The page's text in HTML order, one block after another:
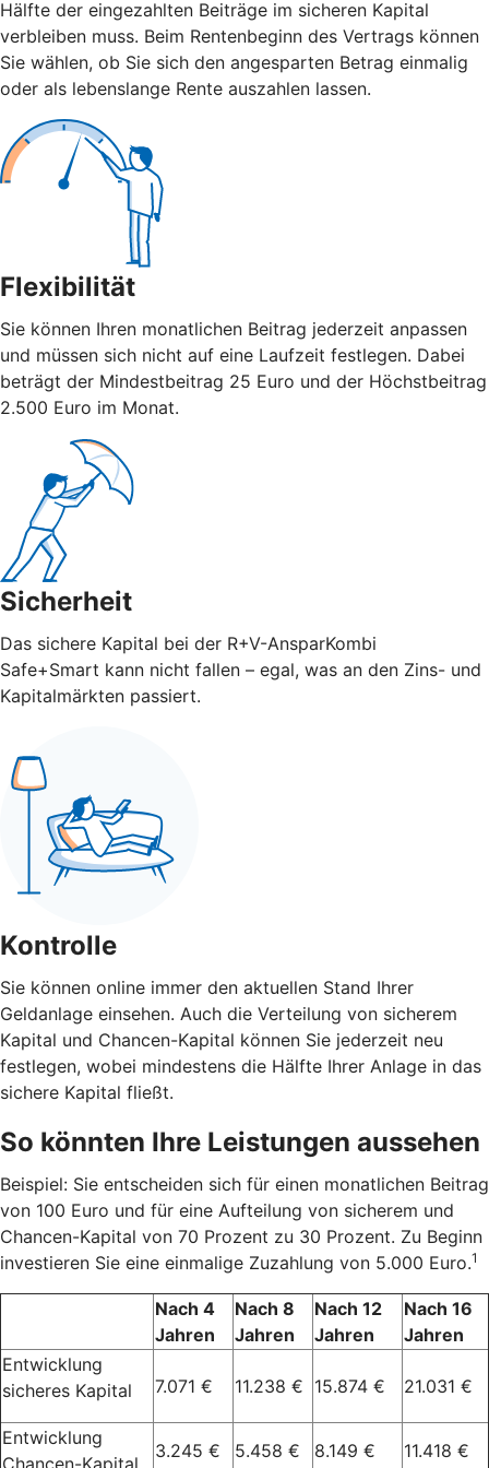
Hälfte der eingezahlten Beiträge im sicheren Kapital
verbleiben muss. Beim Rentenbeginn des Vertrags können
Sie wählen, ob Sie sich den angesparten Betrag einmalig
oder als lebenslange Rente auszahlen lassen.
Flexibilität
Sie können Ihren monatlichen Beitrag jederzeit anpassen
und müssen sich nicht auf eine Laufzeit festlegen. Dabei
beträgt der Mindestbeitrag 25 Euro und der Höchstbeitrag
2.500 Euro im Monat.
Sicherheit
Das sichere Kapital bei der R+V-AnsparKombi
Safe+Smart kann nicht fallen – egal, was an den Zins- und
Kapitalmärkten passiert.
Kontrolle
Sie können online immer den aktuellen Stand Ihrer
Geldanlage einsehen. Auch die Verteilung von sicherem
Kapital und Chancen-Kapital können Sie jederzeit neu
festlegen, wobei mindestens die Hälfte Ihrer Anlage in das
sichere Kapital fließt.
So könnten Ihre Leistungen aussehen
Beispiel: Sie entscheiden sich für einen monatlichen Beitrag
von 100 Euro und für eine Aufteilung von sicherem und
Chancen-Kapital von 70 Prozent zu 30 Prozent. Zu Beginn
investieren Sie eine einmalige Zuzahlung von 5.000 Euro.1
Nach 4
Jahren
Nach 8
Jahren
Nach 12
Jahren
Nach 16
Jahren
Entwicklung
sicheres Kapital
7.071 € 11.238 € 15.874 € 21.031 €
Entwicklung
Chancen-Kapital
3.245 € 5.458 € 8.149 € 11.418 €